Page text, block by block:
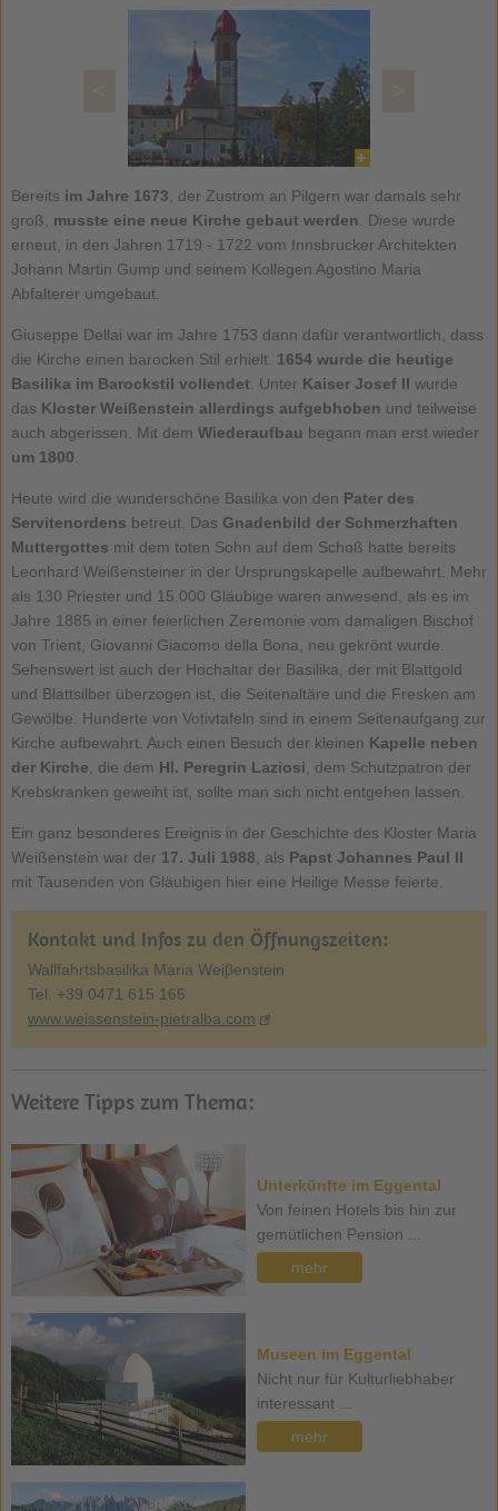
Bereits im Jahre 1673 , der Zustrom an Pilgern war damals sehr
groß, musste eine neue Kirche gebaut werden . Diese wurde
erneut, in den Jahren 1719 - 1722 vom Innsbrucker Architekten
Johann Martin Gump und seinem Kollegen Agostino Maria
Abfalterer umgebaut.
Giuseppe Dellai war im Jahre 1753 dann dafür verantwortlich, dass
die Kirche einen barocken Stil erhielt. 1654 wurde die heutige
Basilika im Barockstil vollendet . Unter Kaiser Josef II wurde
das Kloster Weißenstein allerdings aufgebhoben und teilweise
auch abgerissen. Mit dem Wiederaufbau begann man erst wieder
um 1800
Heute wird die wunderschöne Basilika von den Pater des
Servitenordens betreut. Das Gnadenbild der Schmerzhaften
Muttergottes mit dem toten Sohn auf dem Schoß hatte bereits
Leonhard Weißensteiner in der Ursprungskapelle aufbewahrt. Mehr
als 130 Priester und 15.000 Gläubige waren anwesend, als es im
Jahre 1885 in einer feierlichen Zeremonie vom damaligen Bischof
von Trient, Giovanni Giacomo della Bona, neu gekrönt wurde.
Sehenswert ist auch der Hochaltar der Basilika, der mit Blattgold
und Blattsilber überzogen ist, die Seitenaltäre und die Fresken am
Gewölbe. Hunderte von Votivtafeln sind in einem Seitenaufgang zur
Kirche aufbewahrt. Auch einen Besuch der kleinen Kapelle neben
der Kirche , die dem Hl. Peregrin Laziosi , dem Schutzpatron der
Krebskranken geweiht ist, sollte man sich nicht entgehen lassen.
Ein ganz besonderes Ereignis in der Geschichte des Kloster Maria
Weißenstein war der 17. Juli 1988 , als Papst Johannes Paul II
mit Tausenden von Gläubigen hier eine Heilige Messe feierte.
Kontakt und Infos zu den Öffnungszeiten:
Wallfahrtsbasilika Maria Weiβenstein
Tel. +39 0471 615 165
www.weissenstein-pietralba.com
Weitere Tipps zum Thema:
Unterkünfte im Eggental
Von feinen Hotels bis hin zur
gemütlichen Pension ...
mehr
Museen im Eggental
Nicht nur für Kulturliebhaber
interessant ...
mehr